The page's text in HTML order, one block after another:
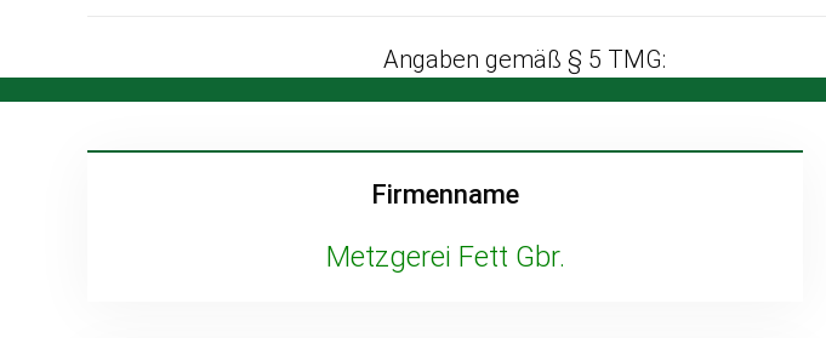
Angaben gemäß § 5 TMG:
Firmenname
Metzgerei Fett Gbr.